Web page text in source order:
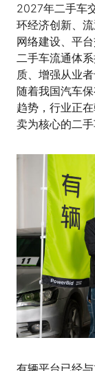
2027年二手车
环经济创新、
网络建设、平
二手车流通体
质、增强从业
随着我国汽车
趋势，行业正
卖为核心的二
有辆平台已经